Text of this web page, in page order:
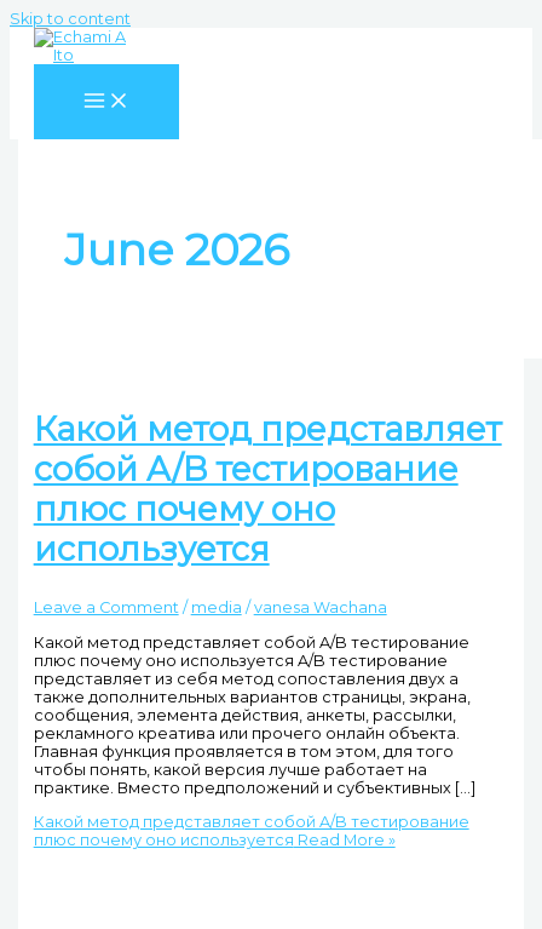
Skip to content
June 2026
Какой метод представляет
собой A/B тестирование
плюс почему оно
используется
Leave a Comment / media /vanesa Wachana
Какой метод представляет собой A/B тестирование
плюс почему оно используется A/B тестирование
представляет из себя метод сопоставления двух а
также дополнительных вариантов страницы, экрана,
сообщения, элемента действия, анкеты, рассылки,
рекламного креатива или прочего онлайн объекта.
Главная функция проявляется в том этом, для того
чтобы понять, какой версия лучше работает на
практике. Вместо предположений и субъективных […]
Какой метод представляет собой A/B тестирование
плюс почему оно используется Read More »